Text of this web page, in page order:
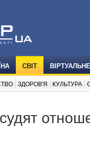
СВІТ
ЗДОРОВ'Я КУЛЬТУРА